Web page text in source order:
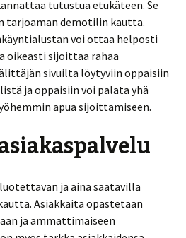
tutustua etukäteen. Se
tarjoaman demotilin kautta.
voi ottaa helposti
oikeasti sijoittaa rahaa
sivuilta löytyviin oppaisiin
ja oppaisiin voi palata yhä
apua sijoittamiseen.
ja aina saatavilla
Asiakkaita opastetaan
ja ammattimaiseen